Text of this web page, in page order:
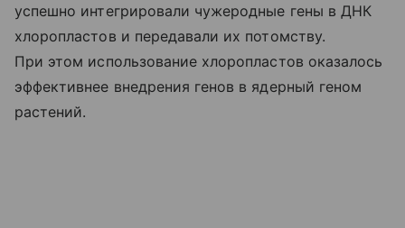
успешно интегрировали чужеродные гены в ДНК
хлоропластов и передавали их потомству.
При этом использование хлоропластов оказалось
эффективнее внедрения генов в ядерный геном
растений.